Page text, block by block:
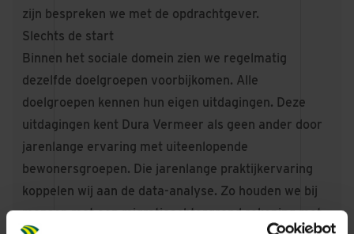
zijn bespreken we met de opdrachtgever.
Slechts de start
Binnen het sociale domein zien we regelmatig
dezelfde doelgroepen voorbijkomen. Alle
doelgroepen kennen hun eigen uitdagingen. Deze
uitdagingen kent Dura Vermeer als geen ander door
jarenlange ervaring met uiteenlopende
bewonersgroepen. Die jarenlange praktijkervaring
koppelen wij aan de data-analyse. Zo houden we bij
mensen met een migratieachtergrond rekening met